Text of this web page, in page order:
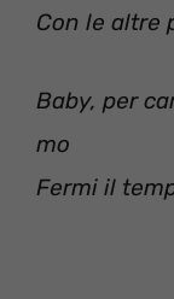
Con le altre
Baby, per
mo
Fermi il